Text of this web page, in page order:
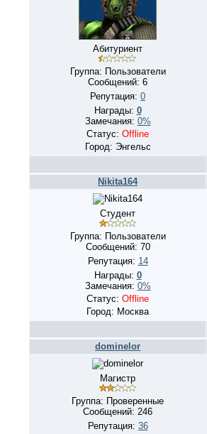
Абитуриент
Группа: Пользователи
Сообщений: 6
Репутация: 0
Награды: 0
Замечания: 0%
Статус: Offline
Город: Энгельс
Nikita164
Студент
Группа: Пользователи
Сообщений: 70
Репутация: 14
Награды: 0
Замечания: 0%
Статус: Offline
Город: Москва
dominelor
Магистр
Группа: Проверенные
Сообщений: 246
Репутация: 36